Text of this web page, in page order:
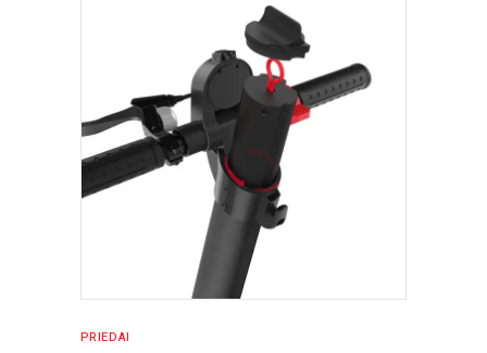
PRIDĖTI Į KREPŠELĮ
PRIEDAI